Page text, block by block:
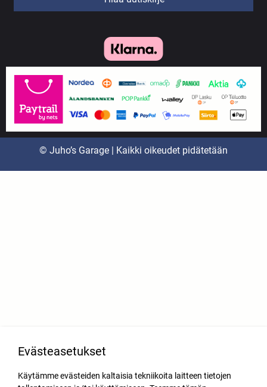
© Juho’s Garage | Kaikki oikeudet pidätetään
Evästeasetukset
Käytämme evästeiden kaltaisia tekniikoita laitteen tietojen